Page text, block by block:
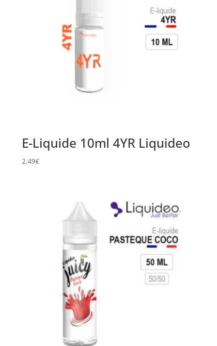
E-Liquide 10ml 4YR Liquideo
2,49€